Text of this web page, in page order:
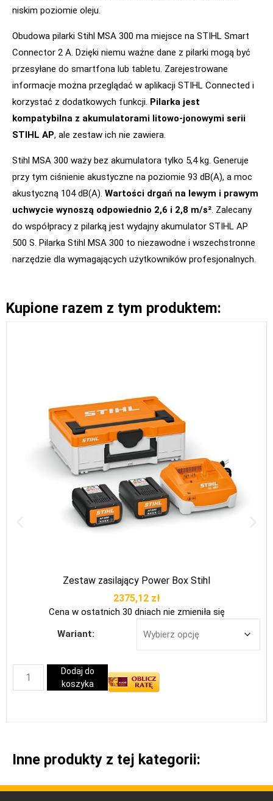
niskim poziomie oleju.
Obudowa pilarki Stihl MSA 300 ma miejsce na STIHL Smart
Connector 2 A. Dzięki niemu ważne dane z pilarki mogą być
przesyłane do smartfona lub tabletu. Zarejestrowane
informacje można przeglądać w aplikacji STIHL Connected i
korzystać z dodatkowych funkcji. Pilarka jest
kompatybilna z akumulatorami litowo-jonowymi serii
STIHL AP, ale zestaw ich nie zawiera.
Stihl MSA 300 waży bez akumulatora tylko 5,4 kg. Generuje
przy tym ciśnienie akustyczne na poziomie 93 dB(A), a moc
akustyczną 104 dB(A). Wartości drgań na lewym i prawym
uchwycie wynoszą odpowiednio 2,6 i 2,8 m/s². Zalecany
do współpracy z pilarką jest wydajny akumulator STIHL AP
500 S. Pilarka Stihl MSA 300 to niezawodne i wszechstronne
narzędzie dla wymagających użytkowników profesjonalnych.
Kupione razem z tym produktem:
Zestaw zasilający Power Box Stihl
2375,12 zł
Cena w ostatnich 30 dniach nie zmieniła się
Wariant:
Dodaj do
koszyka
Inne produkty z tej kategorii: